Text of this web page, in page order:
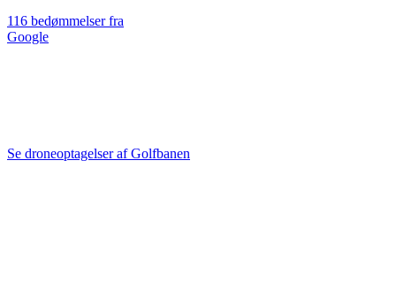
116 bedømmelser fra
Google
Se droneoptagelser af Golfbanen